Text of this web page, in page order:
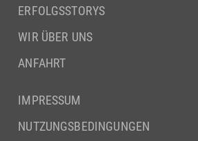
ERFOLGSSTORYS
WIR ÜBER UNS
ANFAHRT
IMPRESSUM
NUTZUNGSBEDINGUNGEN